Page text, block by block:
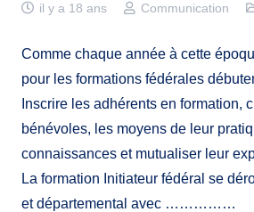
il y a 18 ans Communication
Comme chaque année à cette
pour les formations fédérales
Inscrire les adhérents en formation,
bénévoles, les moyens de leur
connaissances et mutualiser leur
La formation Initiateur fédéral se
et départemental avec ……………